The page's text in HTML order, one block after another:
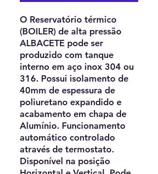
O Reservatório térmico
(BOILER) de alta pressão
ALBACETE pode ser
produzido com tanque
interno em aço inox 304 ou
316. Possui isolamento de
40mm de espessura de
poliuretano expandido e
acabamento em chapa de
Alumínio. Funcionamento
automático controlado
através de termostato.
Disponível na posição